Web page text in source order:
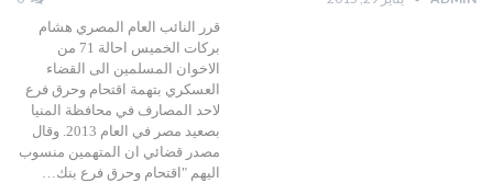
قرر النائب العام المصري هشام
بركات الخميس احالة 71 من
الاخوان المسلمين الى القضاء
العسكري بتهمة اقتحام وحرق فرع
لاحد المصارف في محافظة المنيا
بصعيد مصر في العام 2013. وقال
مصدر قضائي ان المتهمين منسوب
اليهم "اقتحام وحرق فرع بنك…